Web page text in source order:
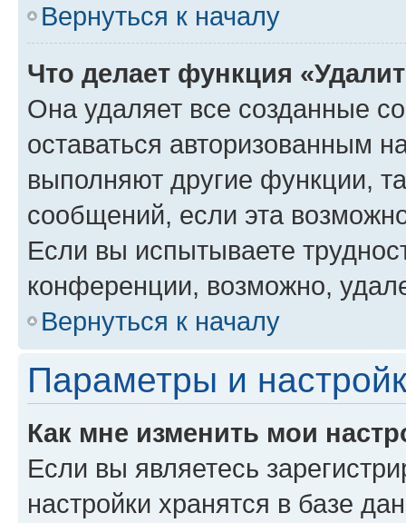
Вернуться к началу
Что делает функция
Она удаляет все созданные
оставаться авторизованным
выполняют другие функции,
сообщений, если эта
Если вы испытываете
конференции, возможно,
Вернуться к началу
Параметры и
Как мне изменить мои
Если вы являетесь
настройки хранятся в базе